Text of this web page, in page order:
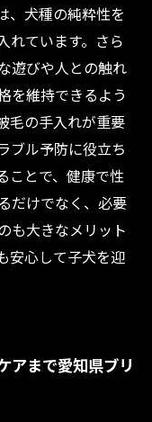
、犬種の純粋性を
れています。さら
遊びや人との触れ
を維持できるよう
毛の手入れが重要
ブル予防に役立ち
ことで、健康で性
だけでなく、必要
も大きなメリット
安心して子犬を迎
アまで愛知県ブリ